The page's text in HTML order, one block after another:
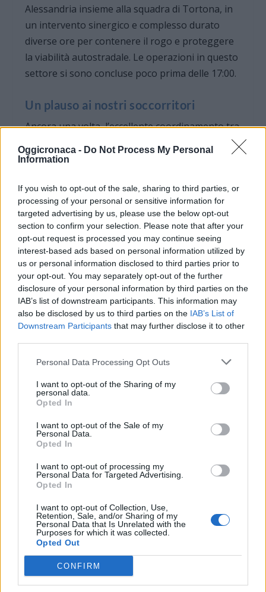
Oggicronaca - Do Not Process My Personal
Information
If you wish to opt-out of the sale, sharing to third parties, or
processing of your personal or sensitive information for
targeted advertising by us, please use the below opt-out
section to confirm your selection. Please note that after your
opt-out request is processed you may continue seeing
interest-based ads based on personal information utilized by
us or personal information disclosed to third parties prior to
your opt-out. You may separately opt-out of the further
disclosure of your personal information by third parties on the
IAB’s list of downstream participants. This information may
also be disclosed by us to third parties on the IAB’s List of
Downstream Participants that may further disclose it to other
Personal Data Processing Opt Outs
I want to opt-out of the Sharing of my
personal data.
Opted In
I want to opt-out of the Sale of my
Personal Data.
Opted In
I want to opt-out of processing my
Personal Data for Targeted Advertising.
Opted In
I want to opt-out of Collection, Use,
Retention, Sale, and/or Sharing of my
Personal Data that Is Unrelated with the
Purposes for which it was collected.
Opted Out
CONFIRM
Alessandria insieme alla squadra di Tortona, in
un intervento sinergico e complesso durato
diverse ore per contenere il rogo e proteggere
la viabilità autostradale. Le operazioni in questo
settore si sono concluse poco prima delle 17:00.
Un plauso ai nostri soccorritori
Ancora una volta, l’eccellente coordinamento tra
dei Vigili del Fuoco hanno evitato il peggio.
contemporaneamente, i pompieri hanno
dimostrato un’efficienza encomiabile,
confermandosi un presidio fondamentale e
insostituibile per la sicurezza di tutto il territorio
e dei suoi cittadini.
DOWNLOAD QR 🠋
Condividi:
WhatsApp
Telegram
Stampa
Correlati
capannone
all’interporto di